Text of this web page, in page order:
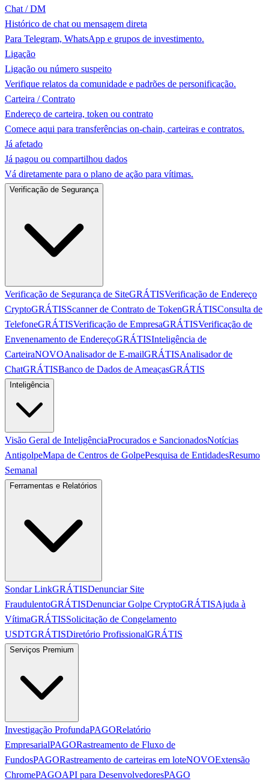
Chat / DM
Histórico de chat ou mensagem direta
Para Telegram, WhatsApp e grupos de investimento.
Ligação
Ligação ou número suspeito
Verifique relatos da comunidade e padrões de personificação.
Carteira / Contrato
Endereço de carteira, token ou contrato
Comece aqui para transferências on-chain, carteiras e contratos.
Já afetado
Já pagou ou compartilhou dados
Vá diretamente para o plano de ação para vítimas.
Verificação de Segurança
Verificação de Segurança de SiteGRÁTISVerificação de Endereço
CryptoGRÁTISScanner de Contrato de TokenGRÁTISConsulta de
TelefoneGRÁTISVerificação de EmpresaGRÁTISVerificação de
Envenenamento de EndereçoGRÁTISInteligência de
CarteiraNOVOAnalisador de E-mailGRÁTISAnalisador de
ChatGRÁTISBanco de Dados de AmeaçasGRÁTIS
Inteligência
Visão Geral de InteligênciaProcurados e SancionadosNotícias
AntigolpeMapa de Centros de GolpePesquisa de EntidadesResumo
Semanal
Ferramentas e Relatórios
Sondar LinkGRÁTISDenunciar Site
FraudulentoGRÁTISDenunciar Golpe CryptoGRÁTISAjuda à
VítimaGRÁTISSolicitação de Congelamento
USDTGRÁTISDiretório ProfissionalGRÁTIS
Serviços Premium
Investigação ProfundaPAGORelatório
EmpresarialPAGORastreamento de Fluxo de
FundosPAGORastreamento de carteiras em loteNOVOExtensão
ChromePAGOAPI para DesenvolvedoresPAGO